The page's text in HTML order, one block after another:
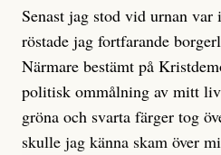
misstänkta personen är en
får veta är att personen har
under åren, att den har
sociala medier, att artikelns
på personens ekonomi och
anonyma röster inom rörelsen
Senast jag stod vid urnan
röstade jag fortfarande
Närmare bestämt på
politisk ommålning av mitt
gröna och svarta färger tog
skulle jag känna skam över